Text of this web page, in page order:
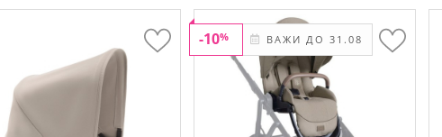
ВАЖИ ДО 31.08
-10%